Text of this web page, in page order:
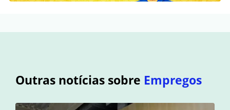
Outras notícias sobre Empregos